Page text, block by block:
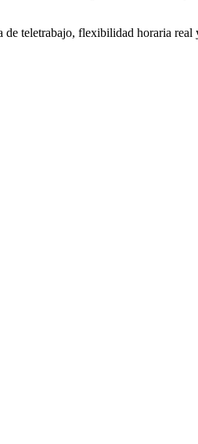
teletrabajo, flexibilidad horaria